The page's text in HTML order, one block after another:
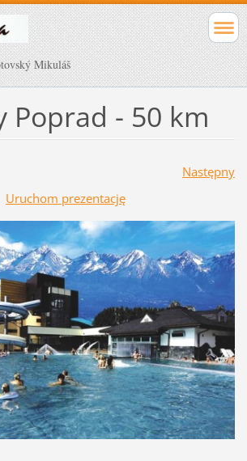
Mikuláš
Poprad - 50 km
Następny
Uruchom prezentację